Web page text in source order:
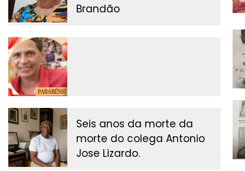
Brandão
Seis anos da morte da
morte do colega Antonio
Jose Lizardo.